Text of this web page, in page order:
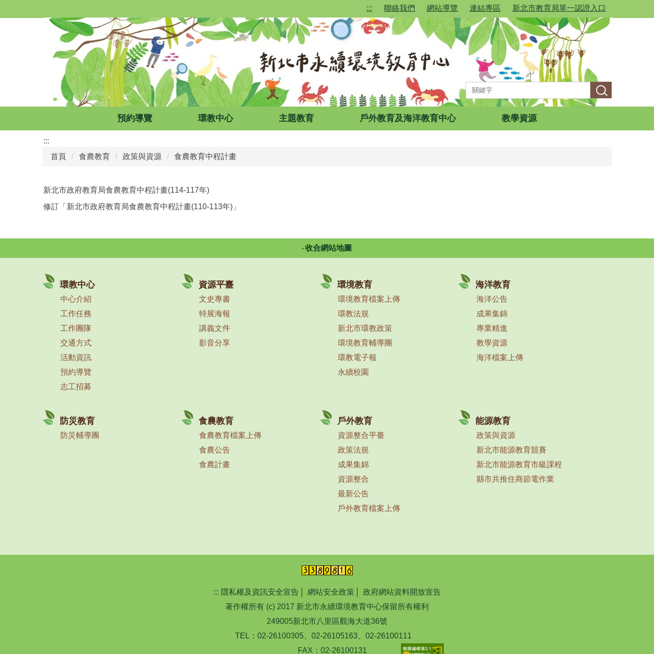
到
::: 聯絡我們 網站導覽 連結專區 新北市教育局單一認證入口
預約導覽 環教中心 主題教育 戶外教育及海洋教育中心 教學資源
:::
首頁
食農教育 政策與資源 食農教育中程計畫
新北市政府教育局食農教育中程計畫(114-117年)
修訂「新北市政府教育局食農教育中程計畫(110-113年)」
收合網站地圖
環教中心
中心介紹
工作任務
工作團隊
交通方式
活動資訊
預約導覽
志工招募
資源平臺
文史專書
特展海報
講義文件
影音分享
環境教育
環境教育檔案上傳
環教法規
新北市環教政策
環境教育輔導團
環教電子報
永續校園
海洋教育
海洋公告
成果集錦
專業精進
教學資源
海洋檔案上傳
防災教育
防災輔導團
食農教育
食農教育檔案上傳
食農公告
食農計畫
戶外教育
資源整合平臺
政策法規
成果集錦
資源整合
最新公告
戶外教育檔案上傳
能源教育
政策與資源
新北市能源教育競賽
新北市能源教育市級課程
縣市共推住商節電作業
::: 隱私權及資訊安全宣告 網站安全政策
政府網站資料開放宣告
著作權所有 (c) 2017 新北市永續環境教育中心保留所有權利
249005新北市八里區觀海大道36號
TEL：02-26100305、02-26105163、02-26100111
FAX：02-26100131